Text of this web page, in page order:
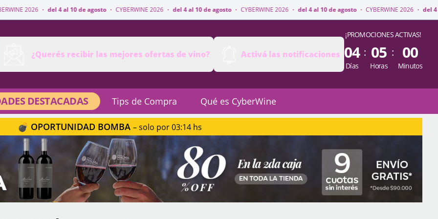
4 al 10 de agosto · CYBERWINE 2026 · del 4 al 10 de agosto · CYBERWINE 2026 · del 4 al 10 de agosto · CYBERWINE 2026 · del 4 al 10 de agosto ·
¿Querés recibir las mejores ofertas de vino?
Activá las notificaciones
¡PROMOCIONES ACTIVAS!
04
Días
: 05
Horas
: 00
Minutos
DESTACADAS Tips de Compra Qué es CyberWine
💣 OPORTUNIDAD BOMBA – solo por 03:14 hs